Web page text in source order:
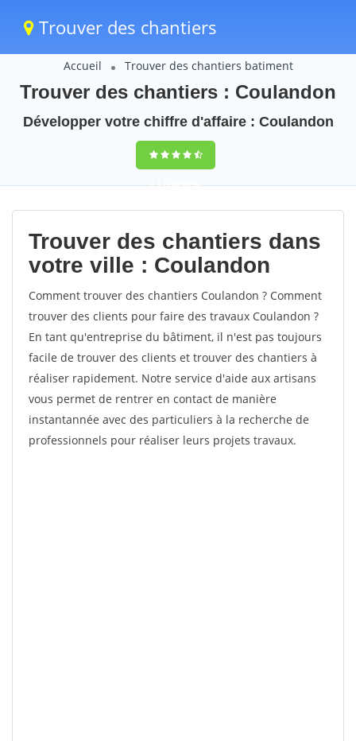
Trouver des chantiers
Accueil Trouver des chantiers batiment
Trouver des chantiers : Coulandon
Développer votre chiffre d'affaire : Coulandon
9,5(100%)42
votes
Trouver des chantiers dans
votre ville : Coulandon
Comment trouver des chantiers Coulandon ? Comment
trouver des clients pour faire des travaux Coulandon ?
En tant qu'entreprise du bâtiment, il n'est pas toujours
facile de trouver des clients et trouver des chantiers à
réaliser rapidement. Notre service d'aide aux artisans
vous permet de rentrer en contact de manière
instantannée avec des particuliers à la recherche de
professionnels pour réaliser leurs projets travaux.